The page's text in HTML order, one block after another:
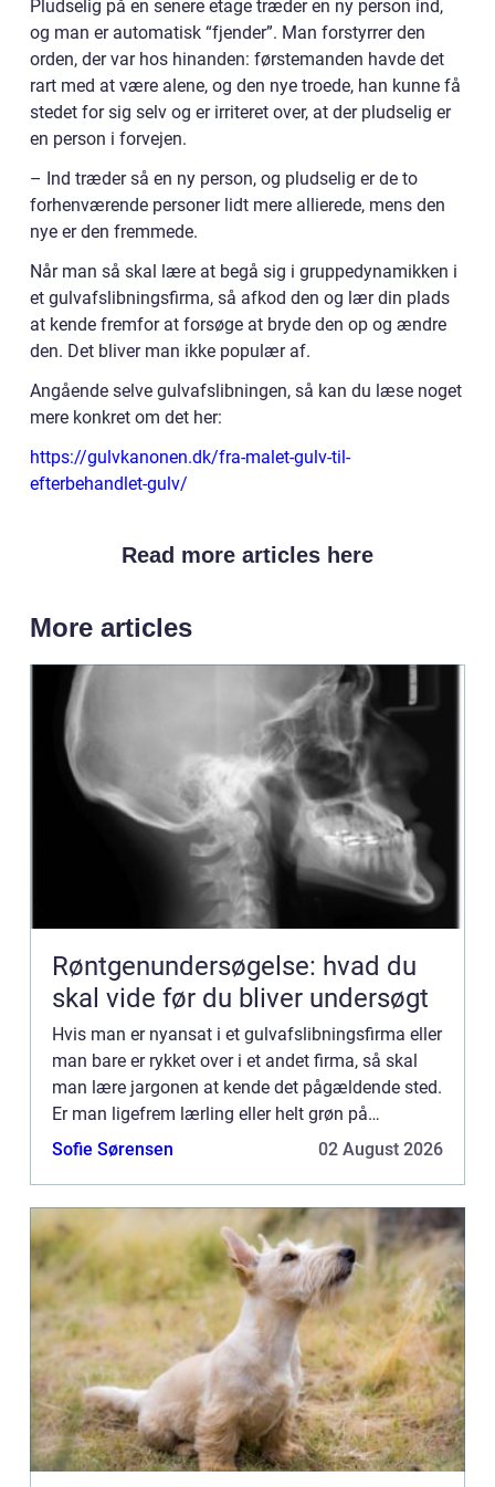
Pludselig på en senere etage træder en ny person ind,
og man er automatisk “fjender”. Man forstyrrer den
orden, der var hos hinanden: førstemanden havde det
rart med at være alene, og den nye troede, han kunne få
stedet for sig selv og er irriteret over, at der pludselig er
en person i forvejen.
– Ind træder så en ny person, og pludselig er de to
forhenværende personer lidt mere allierede, mens den
nye er den fremmede.
Når man så skal lære at begå sig i gruppedynamikken i
et gulvafslibningsfirma, så afkod den og lær din plads
at kende fremfor at forsøge at bryde den op og ændre
den. Det bliver man ikke populær af.
Angående selve gulvafslibningen, så kan du læse noget
mere konkret om det her:
https://gulvkanonen.dk/fra-malet-gulv-til-
efterbehandlet-gulv/
Read more articles here
More articles
Røntgenundersøgelse: hvad du
skal vide før du bliver undersøgt
Hvis man er nyansat i et gulvafslibningsfirma eller
man bare er rykket over i et andet firma, så skal
man lære jargonen at kende det pågældende sted.
Er man ligefrem lærling eller helt grøn på
området,...
Sofie Sørensen 02 August 2026